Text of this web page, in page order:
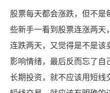
股票每天都会涨跌，但不
些新手一看到股票连涨两天
连跌两天，又觉得是不是该
影响情绪，最后反而忘了
长期投资，就不应该用短